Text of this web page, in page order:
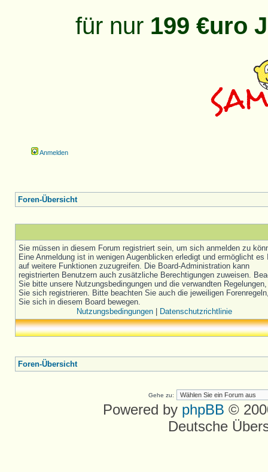
für nur 199 €uro
Anmelden
Foren-Übersicht
Sie müssen in diesem Forum registriert sein, um sich anmelden zu
Eine Anmeldung ist in wenigen Augenblicken erledigt und ermöglicht es
auf weitere Funktionen zuzugreifen. Die Board-Administration kann
registrierten Benutzern auch zusätzliche Berechtigungen zuweisen.
Sie bitte unsere Nutzungsbedingungen und die verwandten
Sie sich registrieren. Bitte beachten Sie auch die jeweiligen
Sie sich in diesem Board bewegen.
Nutzungsbedingungen| Datenschutzrichtlinie
Foren-Übersicht
Gehe zu:
Powered by phpBB ©
Deutsche